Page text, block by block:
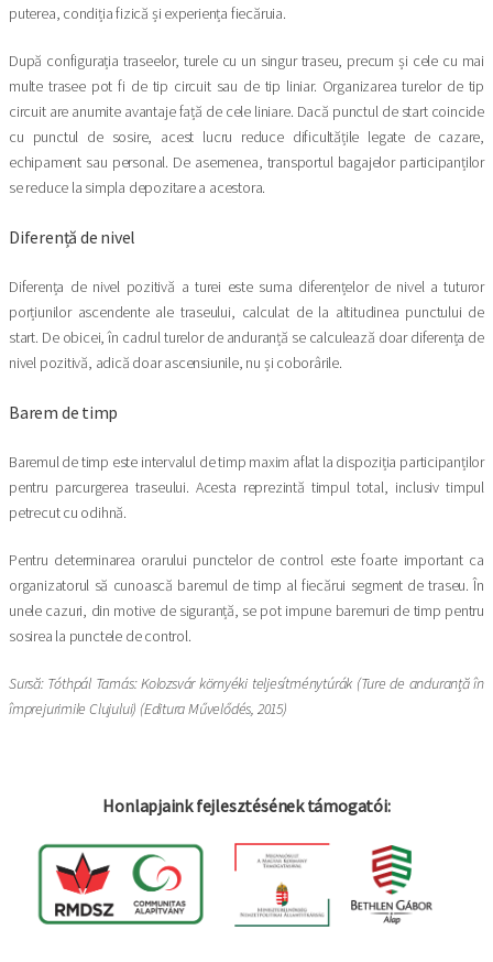
puterea, condiția fizică și experiența fiecăruia.
După configurația traseelor, turele cu un singur traseu, precum și cele cu mai
multe trasee pot fi de tip circuit sau de tip liniar. Organizarea turelor de tip
circuit are anumite avantaje față de cele liniare. Dacă punctul de start coincide
cu punctul de sosire, acest lucru reduce dificultățile legate de cazare,
echipament sau personal. De asemenea, transportul bagajelor participanților
se reduce la simpla depozitare a acestora.
Diferență de nivel
Diferența de nivel pozitivă a turei este suma diferențelor de nivel a tuturor
porțiunilor ascendente ale traseului, calculat de la altitudinea punctului de
start. De obicei, în cadrul turelor de anduranță se calculează doar diferența de
nivel pozitivă, adică doar ascensiunile, nu și coborârile.
Barem de timp
Baremul de timp este intervalul de timp maxim aflat la dispoziția participanților
pentru parcurgerea traseului. Acesta reprezintă timpul total, inclusiv timpul
petrecut cu odihnă.
Pentru determinarea orarului punctelor de control este foarte important ca
organizatorul să cunoască baremul de timp al fiecărui segment de traseu. În
unele cazuri, din motive de siguranță, se pot impune baremuri de timp pentru
sosirea la punctele de control.
Sursă: Tóthpál Tamás: Kolozsvár környéki teljesítménytúrák (Ture de anduranță în
împrejurimile Clujului) (Editura Művelődés, 2015)
Honlapjaink fejlesztésének támogatói: